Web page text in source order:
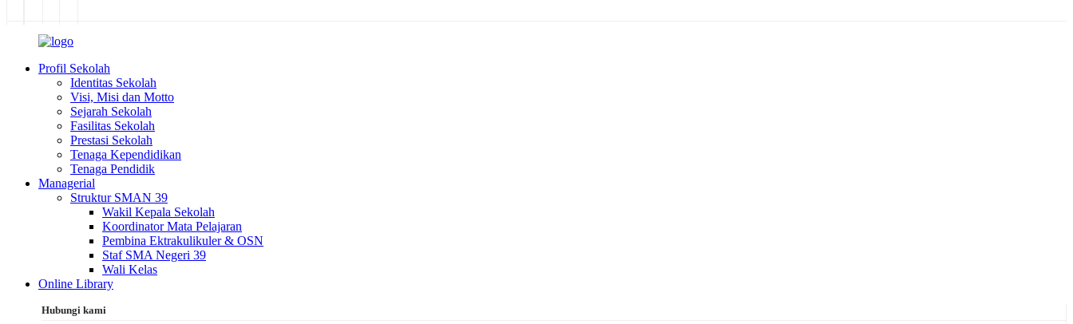
Profil Sekolah
Identitas Sekolah
Visi, Misi dan Motto
Sejarah Sekolah
Fasilitas Sekolah
Prestasi Sekolah
Tenaga Kependidikan
Tenaga Pendidik
Managerial
Struktur SMAN 39
Wakil Kepala Sekolah
Koordinator Mata Pelajaran
Pembina Ektrakulikuler & OSN
Staf SMA Negeri 39
Wali Kelas
Online Library
Hubungi kami